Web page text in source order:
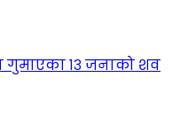
गुमाएका १३ जनाको शव